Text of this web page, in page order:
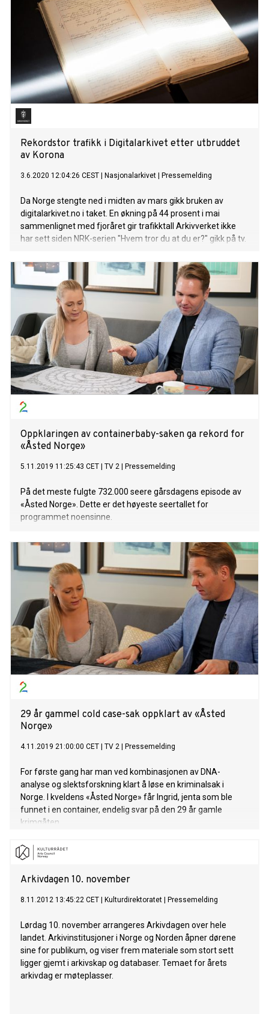
Rekordstor trafikk i Digitalarkivet etter utbruddet
av Korona
3.6.2020 12:04:26 CEST Nasjonalarkivet Pressemelding
Da Norge stengte ned i midten av mars gikk bruken av
digitalarkivet.no i taket. En økning på 44 prosent i mai
sammenlignet med fjoråret gir trafikktall Arkivverket ikke
har sett siden NRK-serien "Hvem tror du at du er?" gikk på tv.
Oppklaringen av containerbaby-saken ga rekord for
«Åsted Norge»
5.11.2019 11:25:43 CET TV 2 Pressemelding
På det meste fulgte 732.000 seere gårsdagens episode av
«Åsted Norge». Dette er det høyeste seertallet for
programmet noensinne.
29 år gammel cold case-sak oppklart av «Åsted
Norge»
4.11.2019 21:00:00 CET TV 2 Pressemelding
For første gang har man ved kombinasjonen av DNA-
analyse og slektsforskning klart å løse en kriminalsak i
Norge. I kveldens «Åsted Norge» får Ingrid, jenta som ble
funnet i en container, endelig svar på den 29 år gamle
krimgåten.
Arkivdagen 10. november
8.11.2012 13:45:22 CET Kulturdirektoratet Pressemelding
Lørdag 10. november arrangeres Arkivdagen over hele
landet. Arkivinstitusjoner i Norge og Norden åpner dørene
sine for publikum, og viser frem materiale som stort sett
ligger gjemt i arkivskap og databaser. Temaet for årets
arkivdag er møteplasser.